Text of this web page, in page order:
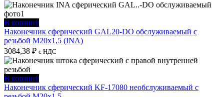
В корзину
Наконечник сферический GAL20-DO обслуживаемый с
резьбой M20x1,5 (INA)
3084,38 ₽ с НДС
В корзину
Наконечник сферический KF-17080 необслуживаемый с